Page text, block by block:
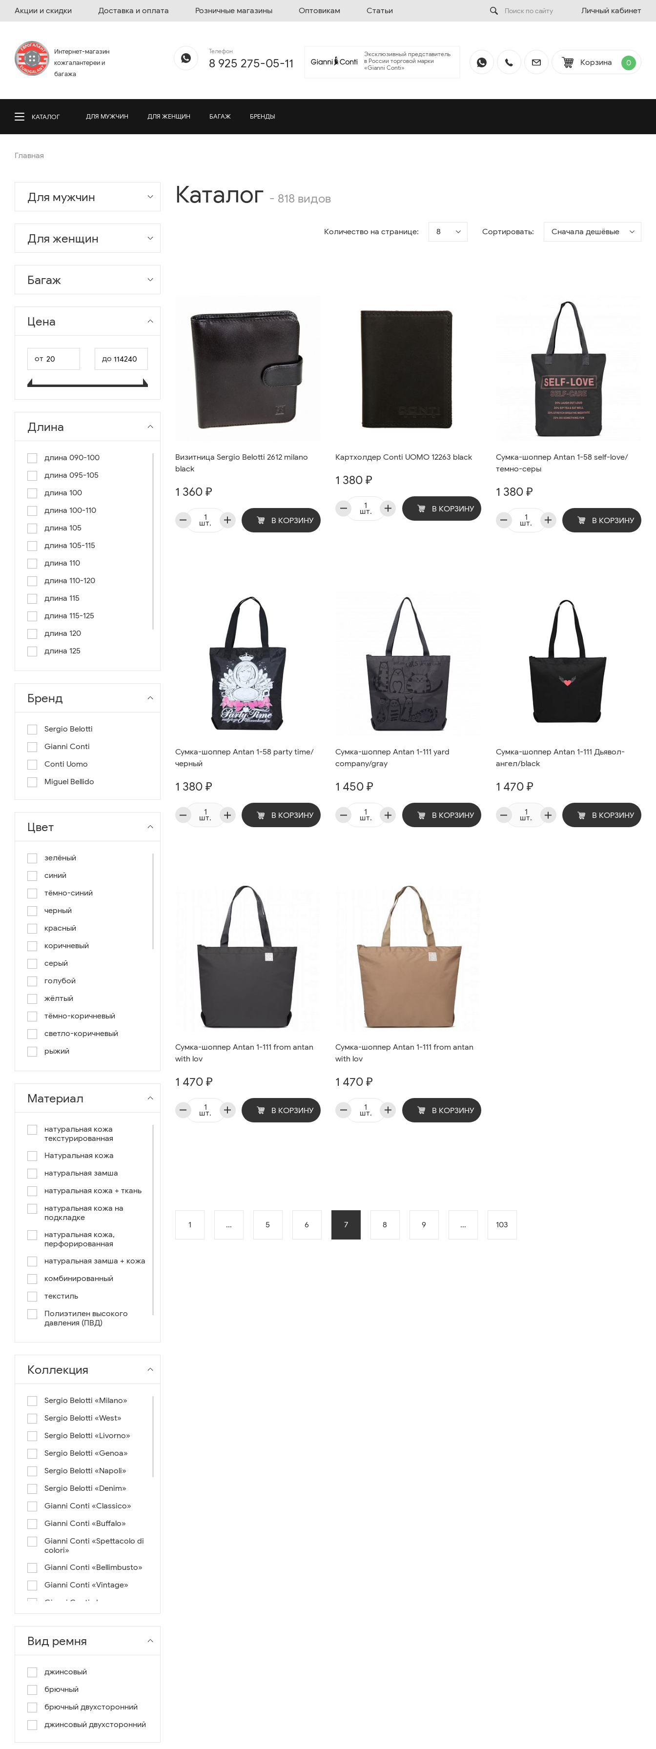
Акции и скидки Доставка и оплата Розничные магазины Оптовикам Статьи Личный кабинет
Интернет-магазин
кожгалантереи и
багажа
Телефон
8 925 275-05-11
Эксклюзивный представитель
в России торговой марки
«Gianni Conti»
Корзина 0
КАТАЛОГ ДЛЯ МУЖЧИН ДЛЯ ЖЕНЩИН БАГАЖ БРЕНДЫ
Главная
Для мужчин
Для женщин
Багаж
Цена
от до
Длина
длина 090-100
длина 095-105
длина 100
длина 100-110
длина 105
длина 105-115
длина 110
длина 110-120
длина 115
длина 115-125
длина 120
длина 125
длина 130
длина 135
Бренд
Sergio Belotti
Gianni Conti
Conti Uomo
Miguel Bellido
Цвет
зелёный
синий
тёмно-синий
черный
красный
коричневый
серый
голубой
жёлтый
тёмно-коричневый
светло-коричневый
рыжий
серо-коричневый
светло-голубой
чёрный-коричневый
комбинированный
коричнево-зеленый
коричневый-синий
коричневый/светло-
коричневый /ручное окраш.-
синий/черный
коричневый /ручное окраш.-
Материал
натуральная кожа
текстурированная
Натуральная кожа
натуральная замша
натуральная кожа + ткань
натуральная кожа на
подкладке
натуральная кожа,
перфорированная
натуральная замша + кожа
комбинированный
текстиль
Полиэтилен высокого
давления (ПВД)
нейлон+ткань
Коллекция
Sergio Belotti «Milano»
Sergio Belotti «West»
Sergio Belotti «Livorno»
Sergio Belotti «Genoa»
Sergio Belotti «Napoli»
Sergio Belotti «Denim»
Gianni Conti «Classico»
Gianni Conti «Buffalo»
Gianni Conti «Spettacolo di
colori»
Gianni Conti «Bellimbusto»
Gianni Conti «Vintage»
Gianni Conti «Lusso e un
pochino di colore»
Gianni Conti «Antico»
Miguel Bellido «Melbourne»
Вид ремня
джинсовый
брючный
брючный двухсторонний
джинсовый двухсторонний
Каталог - 818 видов
Количество на странице: 8 Сортировать: Сначала дешёвые
Визитница Sergio Belotti 2612 milano
black
1 360 ₽
шт. В КОРЗИНУ
Картхолдер Conti UOMO 12263 black
1 380 ₽
шт. В КОРЗИНУ
Сумка-шоппер Antan 1-58 self-love/
темно-серы
1 380 ₽
шт. В КОРЗИНУ
Сумка-шоппер Antan 1-58 party time/
черный
1 380 ₽
шт. В КОРЗИНУ
Сумка-шоппер Antan 1-111 yard
company/gray
1 450 ₽
шт. В КОРЗИНУ
Сумка-шоппер Antan 1-111 Дьявол-
ангел/black
1 470 ₽
шт. В КОРЗИНУ
Сумка-шоппер Antan 1-111 from antan
with lov
1 470 ₽
шт. В КОРЗИНУ
Сумка-шоппер Antan 1-111 from antan
with lov
1 470 ₽
шт. В КОРЗИНУ
1 ... 5 6 7 8 9 ... 103